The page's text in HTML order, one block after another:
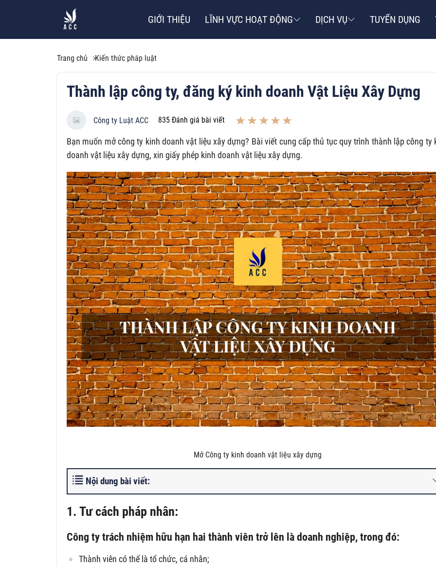
GIỚI THIỆU LĨNH VỰC HOẠT ĐỘNG DỊCH VỤ TUYỂN DỤNG
Trang chủ Kiến thức pháp luật
Thành lập công ty, đăng ký kinh doanh Vật Liệu Xây Dựng
Công ty Luật ACC 835 Đánh giá bài viết
Bạn muốn mở công ty kinh doanh vật liệu xây dựng? Bài viết cung cấp thủ tục quy trình thành lập công ty
doanh vật liệu xây dựng, xin giấy phép kinh doanh vật liệu xây dựng.
Mở Công ty kinh doanh vật liệu xây dựng
Nội dung bài viết:
1. Tư cách pháp nhân:
Công ty trách nhiệm hữu hạn hai thành viên trở lên là doanh nghiệp, trong đó:
Thành viên có thể là tổ chức, cá nhân;